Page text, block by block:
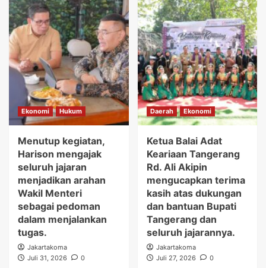
Ekonomi Hukum
Menutup kegiatan,
Harison mengajak
seluruh jajaran
menjadikan arahan
Wakil Menteri
sebagai pedoman
dalam menjalankan
tugas.
Jakartakoma
Juli 31, 2026
0
Daerah Ekonomi
Ketua Balai Adat
Keariaan Tangerang
Rd. Ali Akipin
mengucapkan terima
kasih atas dukungan
dan bantuan Bupati
Tangerang dan
seluruh jajarannya.
Jakartakoma
Juli 27, 2026
0